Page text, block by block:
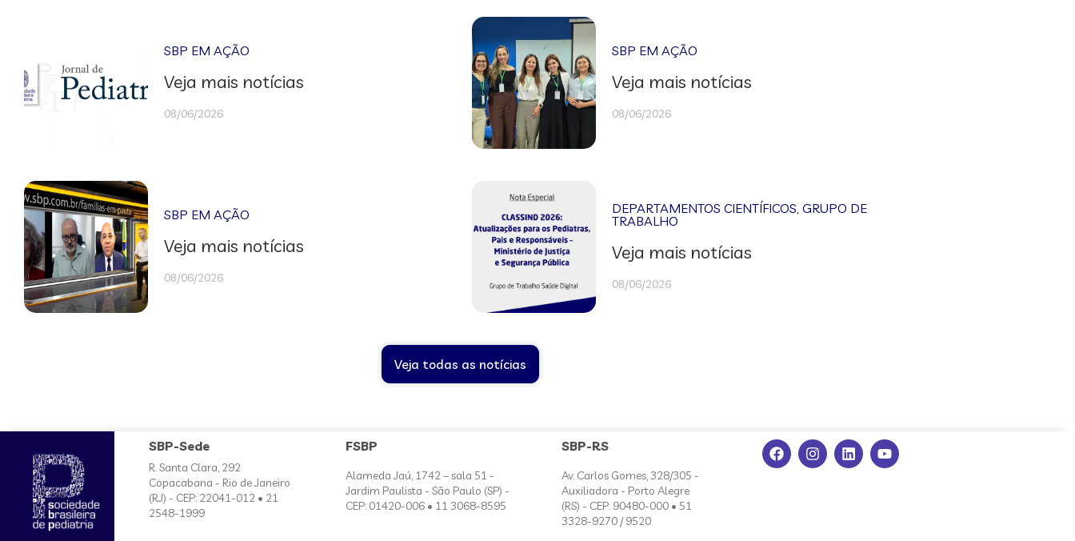
SBP EM AÇÃO
Veja mais notícias
08/06/2026
SBP EM AÇÃO
Veja mais notícias
08/06/2026
SBP EM AÇÃO
Veja mais notícias
08/06/2026
DEPARTAMENTOS CIENTÍFICOS,GRUPO DE
TRABALHO
Veja mais notícias
08/06/2026
Veja todas as notícias
SBP-Sede
R. Santa Clara, 292
Copacabana - Rio de Janeiro
(RJ) - CEP: 22041-012 • 21
2548-1999
FSBP
Alameda Jaú, 1742 – sala 51 -
Jardim Paulista - São Paulo (SP) -
CEP: 01420-006 • 11 3068-8595
SBP-RS
Av. Carlos Gomes, 328/305 -
Auxiliadora - Porto Alegre
(RS) - CEP: 90480-000 • 51
3328-9270 / 9520